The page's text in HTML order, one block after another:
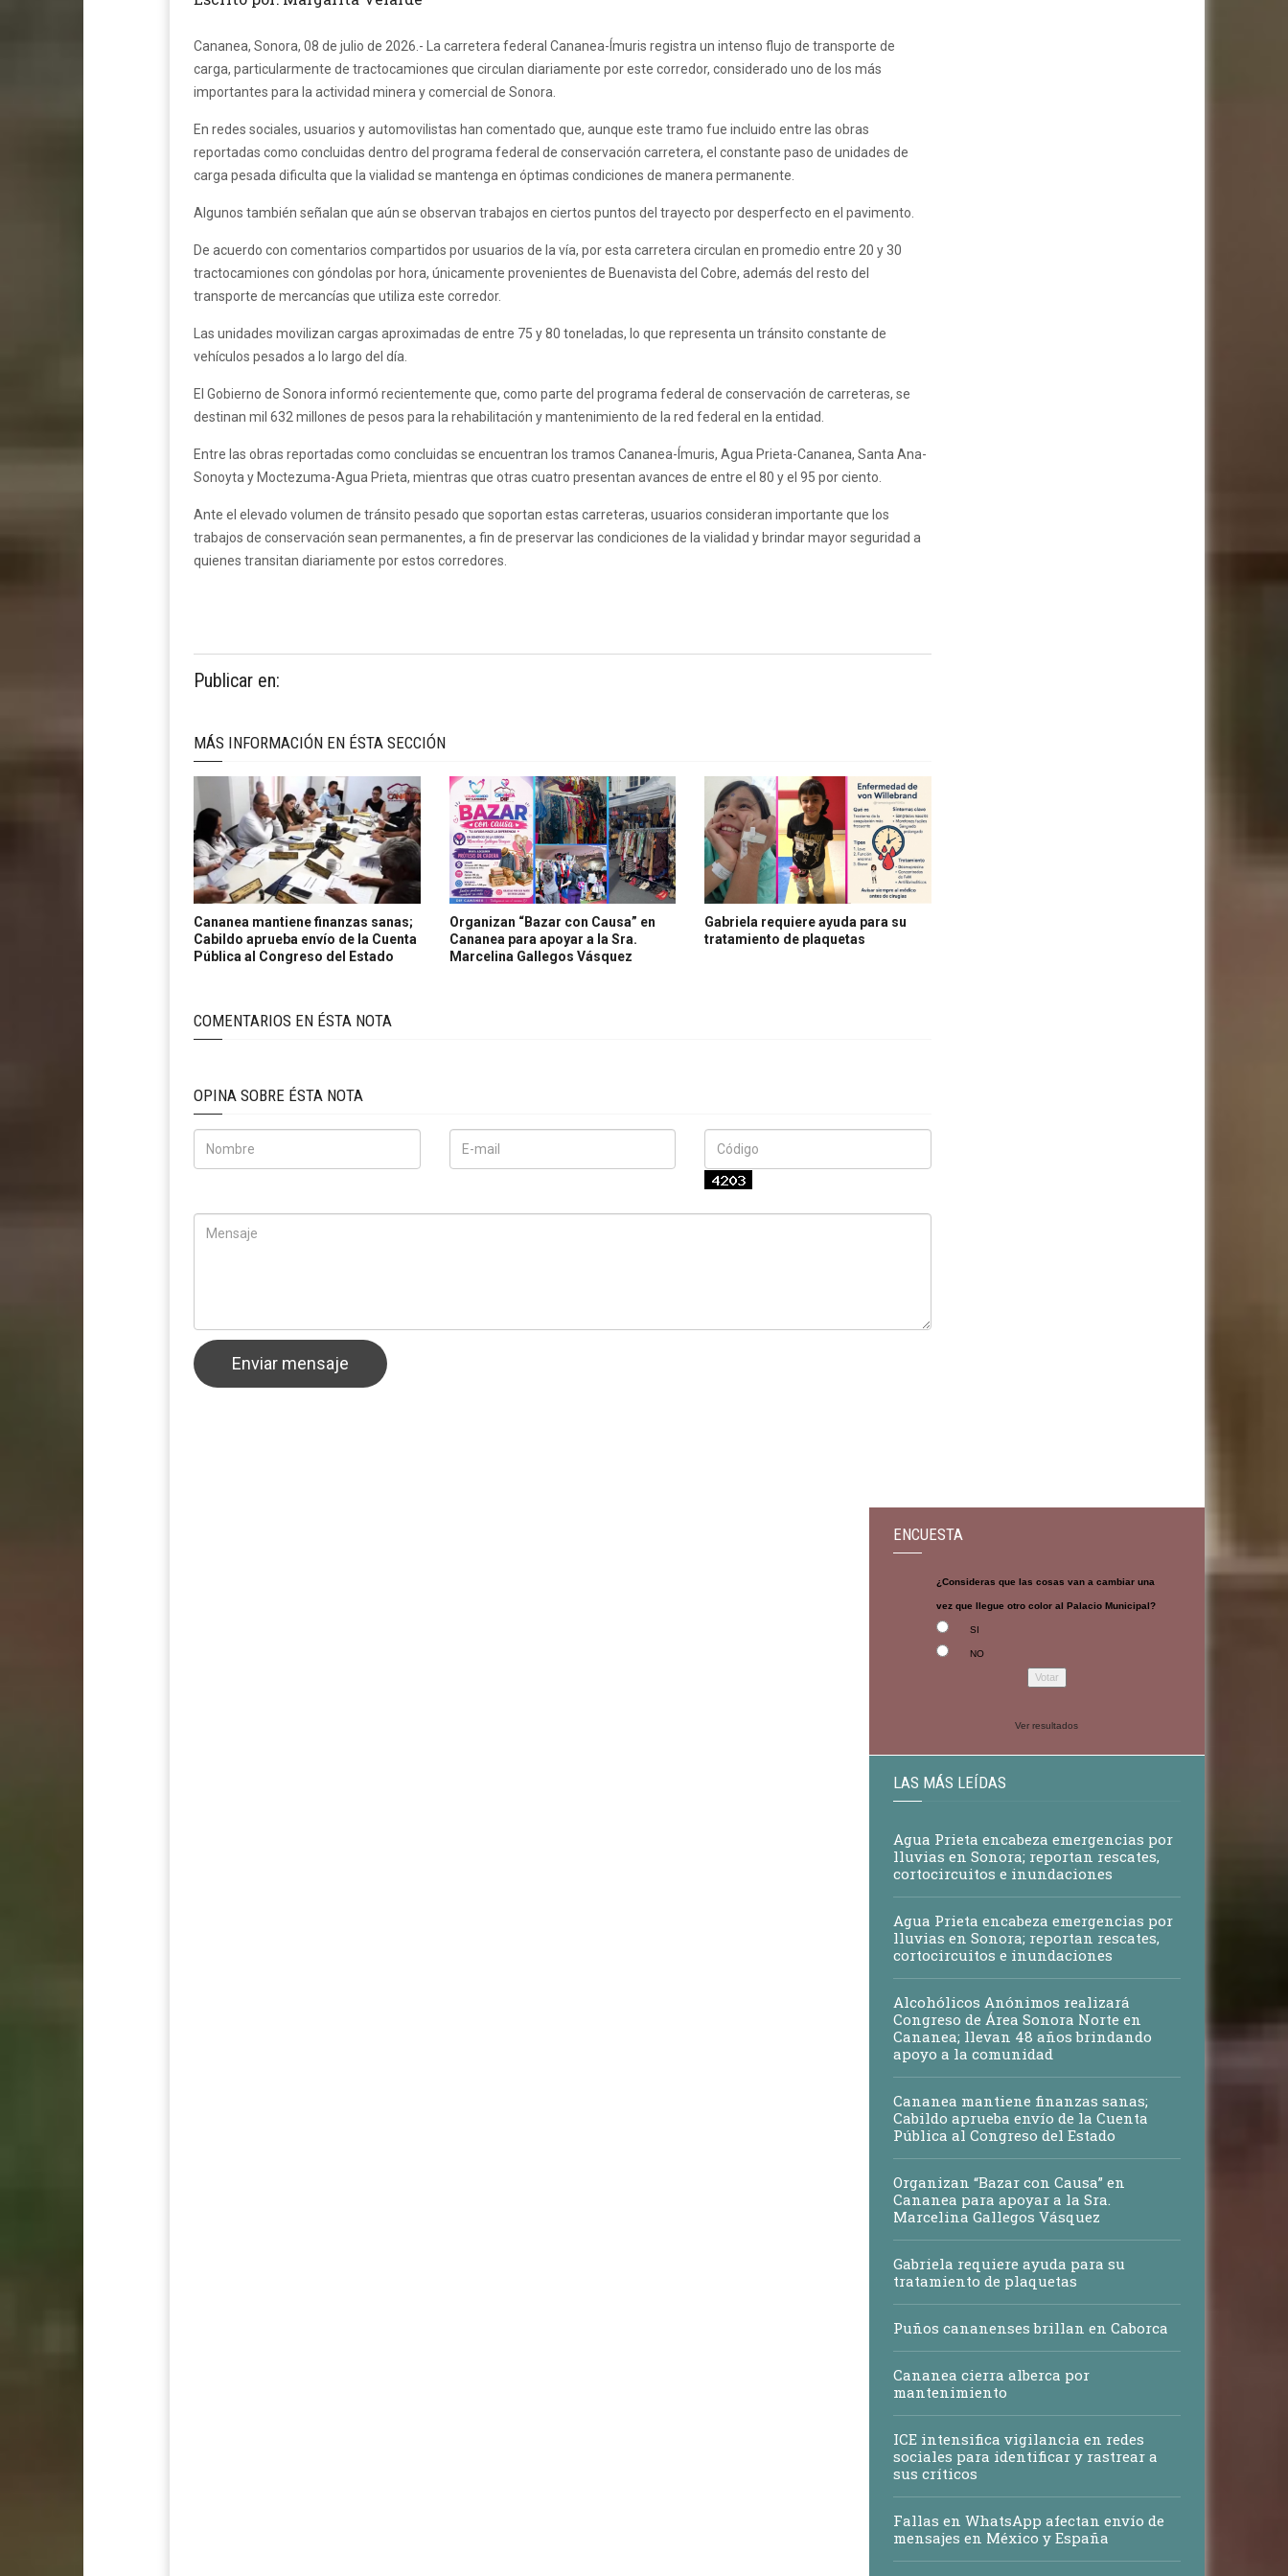
Cananea, Sonora, 08 de julio de 2026.- La carretera federal Cananea-Ímuris registra un intenso flujo de transporte de
carga, particularmente de tractocamiones que circulan diariamente por este corredor, considerado uno de los más
importantes para la actividad minera y comercial de Sonora.
En redes sociales, usuarios y automovilistas han comentado que, aunque este tramo fue incluido entre las obras
reportadas como concluidas dentro del programa federal de conservación carretera, el constante paso de unidades de
carga pesada dificulta que la vialidad se mantenga en óptimas condiciones de manera permanente.
Algunos también señalan que aún se observan trabajos en ciertos puntos del trayecto por desperfecto en el pavimento.
De acuerdo con comentarios compartidos por usuarios de la vía, por esta carretera circulan en promedio entre 20 y 30
tractocamiones con góndolas por hora, únicamente provenientes de Buenavista del Cobre, además del resto del
transporte de mercancías que utiliza este corredor.
Las unidades movilizan cargas aproximadas de entre 75 y 80 toneladas, lo que representa un tránsito constante de
vehículos pesados a lo largo del día.
El Gobierno de Sonora informó recientemente que, como parte del programa federal de conservación de carreteras, se
destinan mil 632 millones de pesos para la rehabilitación y mantenimiento de la red federal en la entidad.
Entre las obras reportadas como concluidas se encuentran los tramos Cananea-Ímuris, Agua Prieta-Cananea, Santa Ana-
Sonoyta y Moctezuma-Agua Prieta, mientras que otras cuatro presentan avances de entre el 80 y el 95 por ciento.
Ante el elevado volumen de tránsito pesado que soportan estas carreteras, usuarios consideran importante que los
trabajos de conservación sean permanentes, a fin de preservar las condiciones de la vialidad y brindar mayor seguridad a
quienes transitan diariamente por estos corredores.
Publicar en:
MÁS INFORMACIÓN EN ÉSTA SECCIÓN
Cananea mantiene finanzas sanas;
Cabildo aprueba envío de la Cuenta
Pública al Congreso del Estado
Organizan “Bazar con Causa” en
Cananea para apoyar a la Sra.
Marcelina Gallegos Vásquez
Gabriela requiere ayuda para su
tratamiento de plaquetas
COMENTARIOS EN ÉSTA NOTA
OPINA SOBRE ÉSTA NOTA
ENCUESTA
¿Consideras que las cosas van a cambiar una
vez que llegue otro color al Palacio Municipal?
SI
NO
Ver resultados
LAS MÁS LEÍDAS
Agua Prieta encabeza emergencias por
lluvias en Sonora; reportan rescates,
cortocircuitos e inundaciones
Agua Prieta encabeza emergencias por
lluvias en Sonora; reportan rescates,
cortocircuitos e inundaciones
Alcohólicos Anónimos realizará
Congreso de Área Sonora Norte en
Cananea; llevan 48 años brindando
apoyo a la comunidad
Cananea mantiene finanzas sanas;
Cabildo aprueba envío de la Cuenta
Pública al Congreso del Estado
Organizan “Bazar con Causa” en
Cananea para apoyar a la Sra.
Marcelina Gallegos Vásquez
Gabriela requiere ayuda para su
tratamiento de plaquetas
Puños cananenses brillan en Caborca
Cananea cierra alberca por
mantenimiento
ICE intensifica vigilancia en redes
sociales para identificar y rastrear a
sus críticos
Fallas en WhatsApp afectan envío de
mensajes en México y España